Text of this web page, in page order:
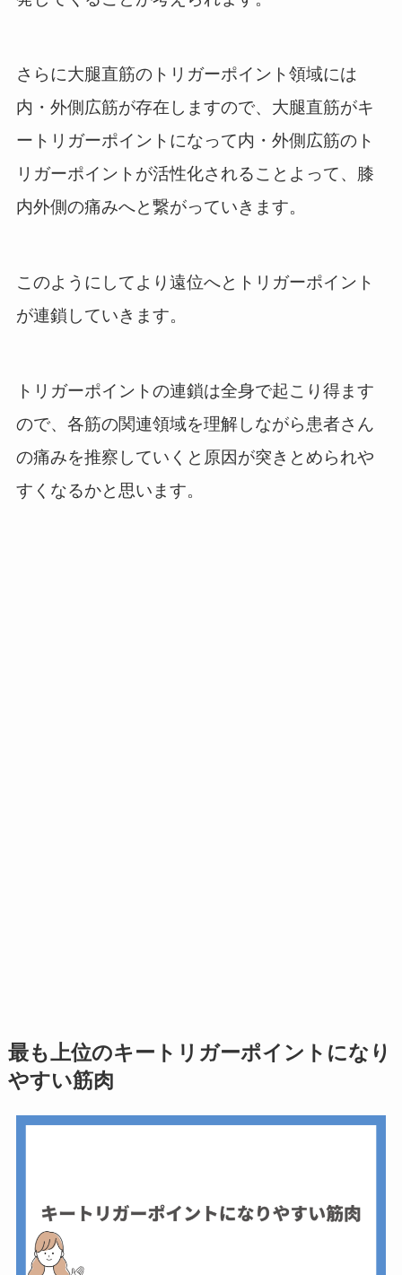
さらに大腿直筋のトリガーポイント領域には
内・外側広筋が存在しますので、大腿直筋がキ
ートリガーポイントになって内・外側広筋のト
リガーポイントが活性化されることよって、膝
内外側の痛みへと繋がっていきます。
このようにしてより遠位へとトリガーポイント
が連鎖していきます。
トリガーポイントの連鎖は全身で起こり得ます
ので、各筋の関連領域を理解しながら患者さん
の痛みを推察していくと原因が突きとめられや
すくなるかと思います。
最も上位のキートリガーポイントになり
やすい筋肉